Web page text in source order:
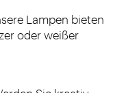
Lampen bieten
oder weißer